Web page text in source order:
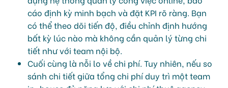
cáo định kỳ minh bạch và đặt KPI rõ ràng. Bạn
có thể theo dõi tiến độ, điều chỉnh định hướng
bất kỳ lúc nào mà không cần quản lý từng chi
tiết như với team nội bộ.
Cuối cùng là nỗi lo về chi phí. Tuy nhiên, nếu so
sánh chi tiết giữa tổng chi phí duy trì một team